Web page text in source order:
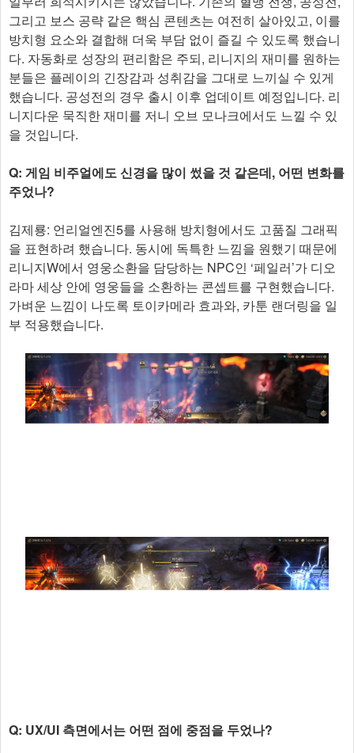
그리고 보스 공략 같은 핵심 콘텐츠는 여전히 살아있고, 이를
방치형 요소와 결합해 더욱 부담 없이 즐길 수 있도록 했습니
다. 자동화로 성장의 편리함은 주되, 리니지의 재미를 원하는
분들은 플레이의 긴장감과 성취감을 그대로 느끼실 수 있게
했습니다. 공성전의 경우 출시 이후 업데이트 예정입니다. 리
니지다운 묵직한 재미를 저니 오브 모나크에서도 느낄 수 있
을 것입니다.
Q: 게임 비주얼에도 신경을 많이 썼을 것 같은데, 어떤 변화를
주었나?
김제룡: 언리얼엔진5를 사용해 방치형에서도 고품질 그래픽
을 표현하려 했습니다. 동시에 독특한 느낌을 원했기 때문에
리니지W에서 영웅소환을 담당하는 NPC인 ‘페일러’가 디오
라마 세상 안에 영웅들을 소환하는 콘셉트를 구현했습니다.
가벼운 느낌이 나도록 토이카메라 효과와, 카툰 랜더링을 일
부 적용했습니다.
Q: UX/UI 측면에서는 어떤 점에 중점을 두었나?